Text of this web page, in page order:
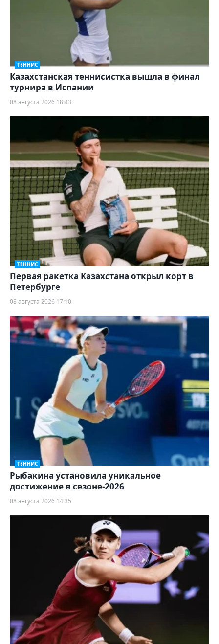
ТЕННИС
Казахстанская теннисистка вышла в финал
турнира в Испании
08 августа 2026 18:43
ТЕННИС
Первая ракетка Казахстана открыл корт в
Петербурге
08 августа 2026 17:10
ТЕННИС
Рыбакина установила уникальное
достижение в сезоне-2026
08 августа 2026 14:35